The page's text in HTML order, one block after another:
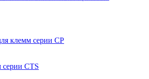
клемм серии CP
CTS